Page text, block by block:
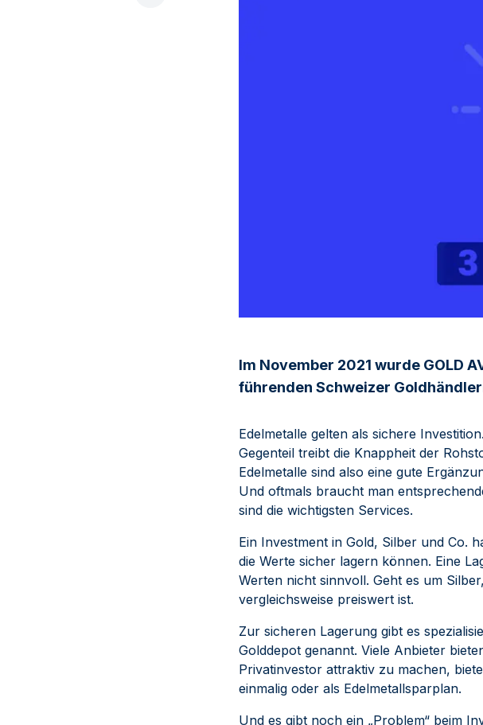
Im November 2021 wurde GOLD
führenden Schweizer
Edelmetalle gelten als sichere
Gegenteil treibt die Knappheit der
Edelmetalle sind also eine gute
Und oftmals braucht man
sind die wichtigsten Services.
Ein Investment in Gold, Silber und Co.
die Werte sicher lagern können. Eine
Werten nicht sinnvoll. Geht es um
vergleichsweise preiswert ist.
Zur sicheren Lagerung gibt es
Golddepot genannt. Viele Anbieter
Privatinvestor attraktiv zu machen,
einmalig oder als Edelmetallsparplan.
Und es gibt noch ein „Problem“ beim